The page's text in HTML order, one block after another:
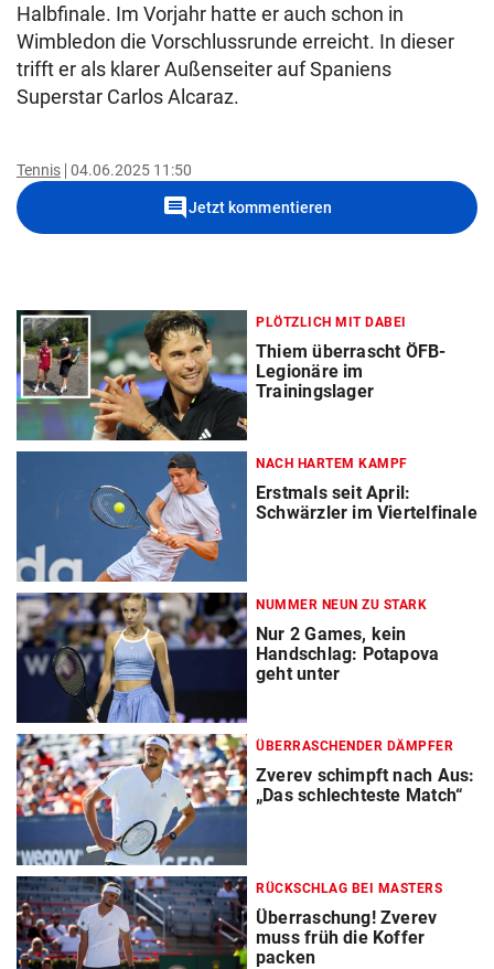
Halbfinale. Im Vorjahr hatte er auch schon in
Wimbledon die Vorschlussrunde erreicht. In dieser
trifft er als klarer Außenseiter auf Spaniens
Superstar Carlos Alcaraz.
Tennis 04.06.2025 11:50
commentJetzt kommentieren
PLÖTZLICH MIT DABEI
Thiem überrascht ÖFB-
Legionäre im
Trainingslager
NACH HARTEM KAMPF
Erstmals seit April:
Schwärzler im Viertelfinale
NUMMER NEUN ZU STARK
Nur 2 Games, kein
Handschlag: Potapova
geht unter
ÜBERRASCHENDER DÄMPFER
Zverev schimpft nach Aus:
„Das schlechteste Match“
RÜCKSCHLAG BEI MASTERS
Überraschung! Zverev
muss früh die Koffer
packen